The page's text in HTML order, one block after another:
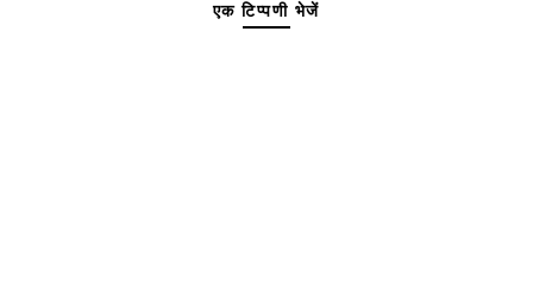
एक टिप्पणी भेजें